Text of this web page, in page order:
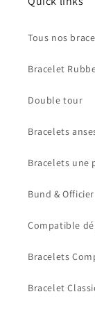
Tous nos
Bracelet
Double tour
Bracelets
Bracelets une
Bund & Officier
Compatible
Bracelets
Bracelet